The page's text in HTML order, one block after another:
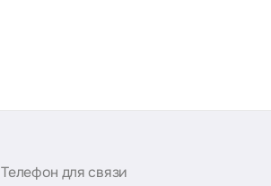
Телефон для связи